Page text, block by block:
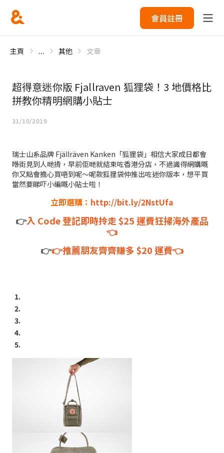
會員註冊
主頁 ... 其他 文章
超得意迷你版 Fjallraven 狐狸袋！3 地價格比
拼教你精明網購小貼士
31/10/2019
瑞士山系品牌 Fjällräven Kanken「狐狸袋」相信大家成日都會
喺街見到人哋揹，早前佢哋就結束咗香港分店，不過識得網購嘅
你又點會擔心買唔到呢～呢款狐狸袋仲推出咗迷你版本，想平買
當然要睇吓小編嘅小貼士啦！
立即選購： http://bit.ly/2NstUfa
👉入 Code 登記即時拎走 $25 運費狂掃海外產品
👈
👉👉推薦朋友齊齊賺多 $20 運費👈